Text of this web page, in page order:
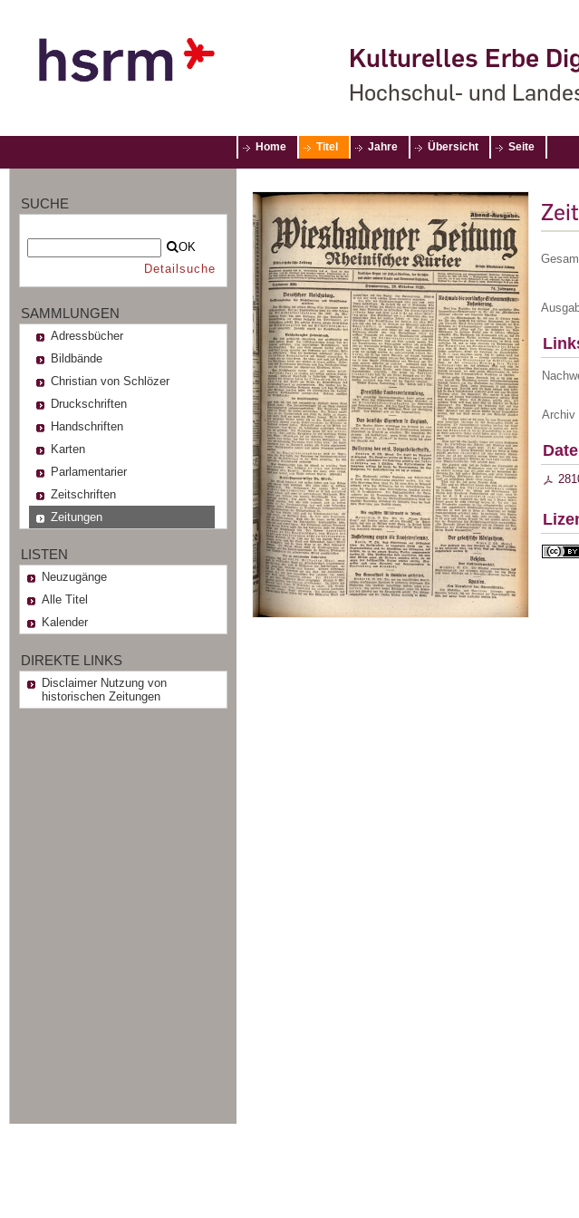
Kulturelles Erbe
Hochschul- und
Home Titel Jahre Übersicht Seite
SUCHE
OK
Detailsuche
SAMMLUNGEN
Adressbücher
Bildbände
Christian von Schlözer
Druckschriften
Handschriften
Karten
Parlamentarier
Zeitschriften
Zeitungen
LISTEN
Neuzugänge
Alle Titel
Kalender
DIREKTE LINKS
Disclaimer Nutzung von
historischen Zeitungen
Archiv